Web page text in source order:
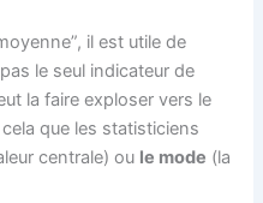
il est utile de
le seul indicateur de
la faire exploser vers le
que les statisticiens
centrale) ou le mode (la